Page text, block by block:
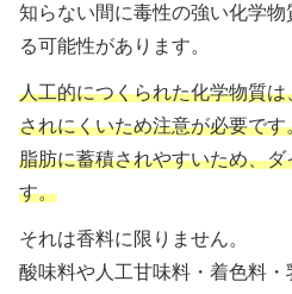
知らない間に毒性の強い化学
る可能性があります。
人工的につくられた化学物質
されにくいため注意が必要です
脂肪に蓄積されやすいため、
す。
それは香料に限りません。
酸味料や人工甘味料・着色料